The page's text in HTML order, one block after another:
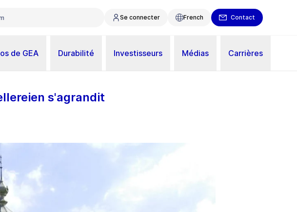
Se connecter French Contact
de GEA Durabilité Investisseurs Médias Carrières
s'agrandit